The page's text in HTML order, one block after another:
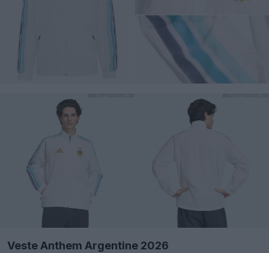
Veste Anthem Argentine 2026